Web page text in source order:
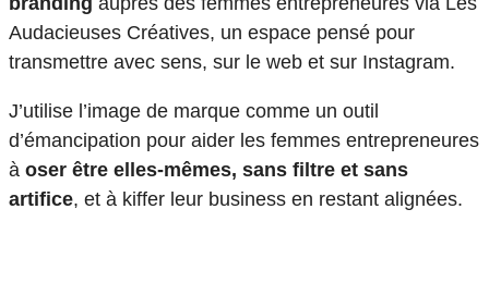
Audacieuses Créatives, un espace pensé pour
transmettre avec sens, sur le web et sur Instagram.
J’utilise l’image de marque comme un outil
d’émancipation pour aider les femmes entrepreneures
à oser être elles-mêmes, sans filtre et sans
artifice, et à kiffer leur business en restant alignées.